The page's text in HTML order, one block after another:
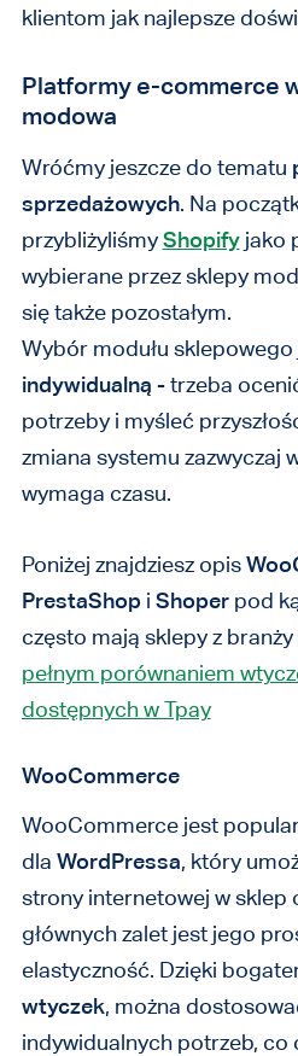
klientom jak najlepsze
Platformy e-commerce
modowa
Wróćmy jeszcze do tematu
sprzedażowych. Na
przybliżyliśmyShopifyjako
wybierane przez sklepy
się także pozostałym.
Wybór modułu
indywidualną - trzeba
potrzeby i myśleć
zmiana systemu zazwyczaj
wymaga czasu.
Poniżej znajdziesz opis
PrestaShopi Shoperpod
często mają sklepy z
pełnym porównaniem
dostępnych w Tpay
WooCommerce
WooCommerce jest
dla WordPressa, który
strony internetowej w sklep
głównych zalet jest jego
elastyczność. Dzięki
wtyczek, można
indywidualnych potrzeb, co